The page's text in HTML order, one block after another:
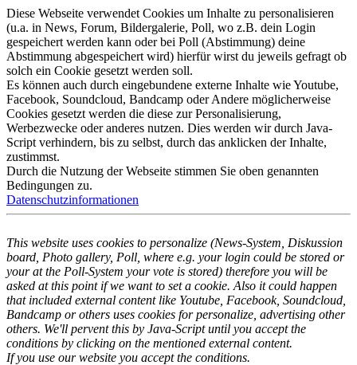
Diese Webseite verwendet Cookies um Inhalte zu personalisieren
(u.a. in News, Forum, Bildergalerie, Poll, wo z.B. dein Login
gespeichert werden kann oder bei Poll (Abstimmung) deine
Abstimmung abgespeichert wird) hierfür wirst du jeweils gefragt ob
solch ein Cookie gesetzt werden soll.
Es können auch durch eingebundene externe Inhalte wie Youtube,
Facebook, Soundcloud, Bandcamp oder Andere möglicherweise
Cookies gesetzt werden die diese zur Personalisierung,
Werbezwecke oder anderes nutzen. Dies werden wir durch Java-
Script verhindern, bis zu selbst, durch das anklicken der Inhalte,
zustimmst.
Durch die Nutzung der Webseite stimmen Sie oben genannten
Bedingungen zu.
Datenschutzinformationen
This website uses cookies to personalize (News-System, Diskussion
board, Photo gallery, Poll, where e.g. your login could be stored or
your at the Poll-System your vote is stored) therefore you will be
asked at this point if we want to set a cookie. Also it could happen
that included external content like Youtube, Facebook, Soundcloud,
Bandcamp or others uses cookies for personalize, advertising other
others. We'll pervent this by Java-Script until you accept the
conditions by clicking on the mentioned external content.
If you use our website you accept the conditions.